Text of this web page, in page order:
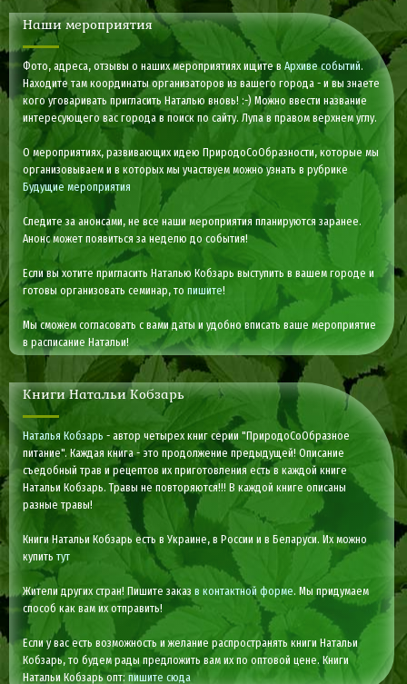
Наши мероприятия
Фото, адреса, отзывы о наших мероприятиях ищите вАрхиве событий.
Находите там координаты организаторов из вашего города - и вы знаете
кого уговаривать пригласить Наталью вновь! :-) Можно ввести название
интересующего вас города в поиск по сайту. Лупа в правом верхнем углу.
О мероприятиях, развивающих идею ПриродоСоОбразности, которые мы
организовываем и в которых мы участвуем можно узнать в рубрике
Будущие мероприятия
Следите за анонсами, не все наши мероприятия планируются заранее.
Анонс может появиться за неделю до события!
Если вы хотите пригласить Наталью Кобзарь выступить в вашем городе и
готовы организовать семинар, топишите!
Мы сможем согласовать с вами даты и удобно вписать ваше мероприятие
в расписание Натальи!
Книги Натальи Кобзарь
Наталья Кобзарь - автор четырех книг серии "ПриродоСоОбразное
питание". Каждая книга - это продолжение предыдущей! Описание
съедобный трав и рецептов их приготовления есть в каждой книге
Натальи Кобзарь. Травы не повторяются!!! В каждой книге описаны
разные травы!
Книги Натальи Кобзарь есть в Украине, в России и в Беларуси. Их можно
купитьтут
Жители других стран! Пишите заказв контактной форме. Мы придумаем
способ как вам их отправить!
Если у вас есть возможность и желание распространять книги Натальи
Кобзарь, то будем рады предложить вам их по оптовой цене. Книги
Натальи Кобзарь опт:пишите сюда